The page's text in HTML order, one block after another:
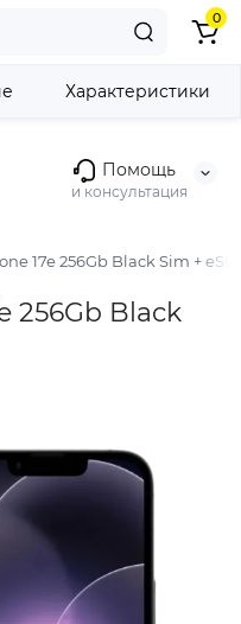
Помощь
и консультация
0
17e 256Gb Black Sim +
256Gb Black
Характеристики